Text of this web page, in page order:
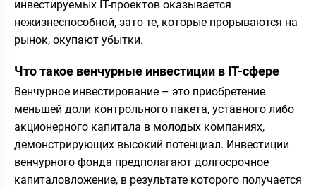
инвестируемых IT-проектов оказывается
нежизнеспособной, зато те, которые прорываются на
рынок, окупают убытки.
Что такое венчурные инвестиции в IT-сфере
Венчурное инвестирование – это приобретение
меньшей доли контрольного пакета, уставного либо
акционерного капитала в молодых компаниях,
демонстрирующих высокий потенциал. Инвестиции
венчурного фонда предполагают долгосрочное
капиталовложение, в результате которого получается